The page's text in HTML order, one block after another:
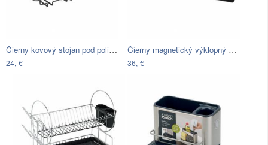
Čierny kovový stojan pod poličku na…
24,-€
Čierny magnetický výklopný držiak na…
36,-€